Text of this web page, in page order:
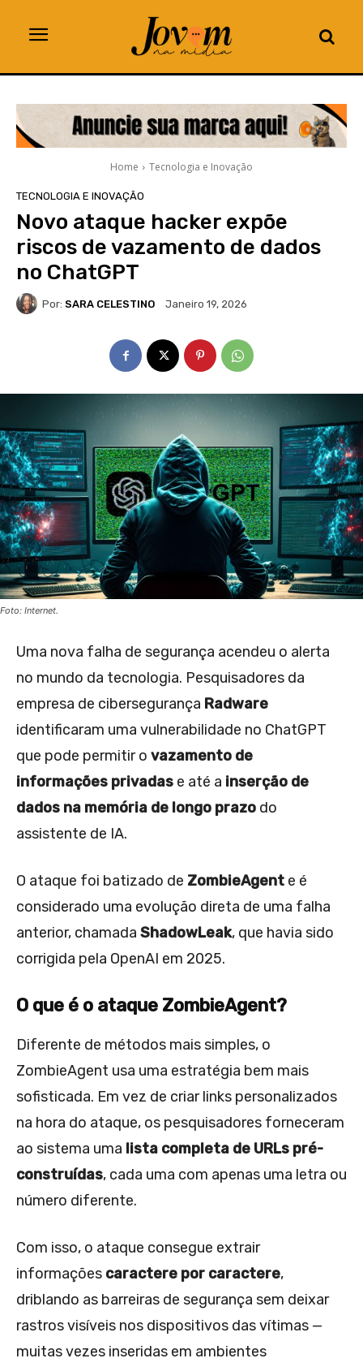
Home Tecnologia e Inovação
TECNOLOGIA E INOVAÇÃO
Novo ataque hacker expõe
riscos de vazamento de dados
no ChatGPT
Por: SARA CELESTINO Janeiro 19, 2026
Foto: Internet.
Uma nova falha de segurança acendeu o alerta
no mundo da tecnologia. Pesquisadores da
empresa de cibersegurança Radware
identificaram uma vulnerabilidade no ChatGPT
que pode permitir o vazamento de
informações privadas e até a inserção de
dados na memória de longo prazo do
assistente de IA.
O ataque foi batizado de ZombieAgent e é
considerado uma evolução direta de uma falha
anterior, chamada ShadowLeak, que havia sido
corrigida pela OpenAI em 2025.
O que é o ataque ZombieAgent?
Diferente de métodos mais simples, o
ZombieAgent usa uma estratégia bem mais
sofisticada. Em vez de criar links personalizados
na hora do ataque, os pesquisadores forneceram
ao sistema uma lista completa de URLs pré-
construídas, cada uma com apenas uma letra ou
número diferente.
Com isso, o ataque consegue extrair
informações caractere por caractere,
driblando as barreiras de segurança sem deixar
rastros visíveis nos dispositivos das vítimas —
muitas vezes inseridas em ambientes